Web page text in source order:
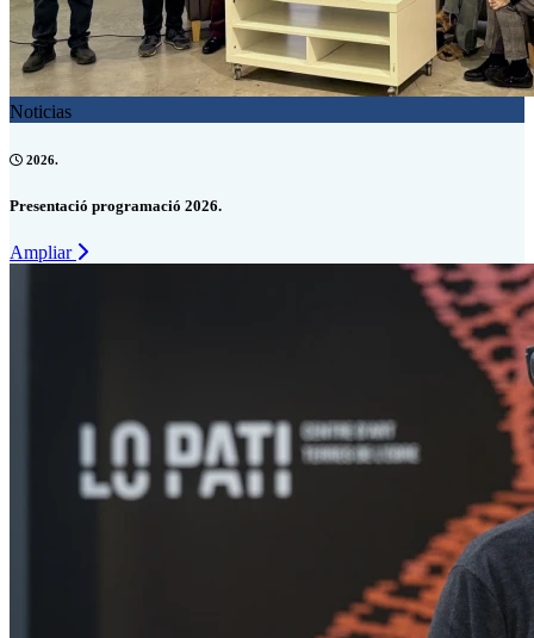
Noticias
2026.
Presentació programació 2026.
Ampliar